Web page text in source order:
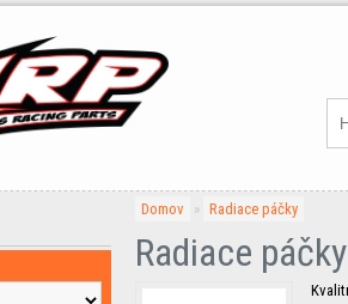
Domov » Radiace páčky
Radiace páčky